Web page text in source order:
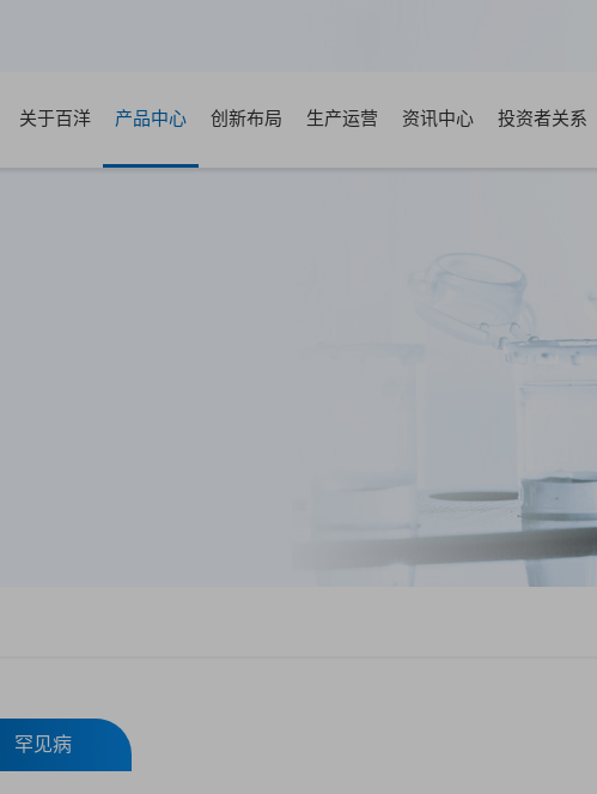
关于百洋 产品中心 创新布局 生产运营 资讯中心 投资者关系
罕见病